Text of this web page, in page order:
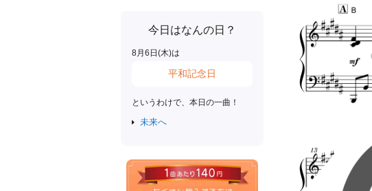
今日はなんの日？
8月 6 日(木)は
平和記念日
というわけで、本日の一曲！
未来へ